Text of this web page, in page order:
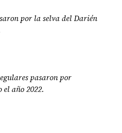
por la selva del Darién
pasaron por
año 2022.